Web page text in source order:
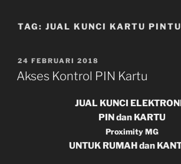
TAG: JUAL KUNCI KARTU
POSTED
ON
24 FEBRUARI 2018
Akses Kontrol PIN Kartu
JUAL KUNCI
PIN dan KARTU
Proximity MG
UNTUK RUMAH dan